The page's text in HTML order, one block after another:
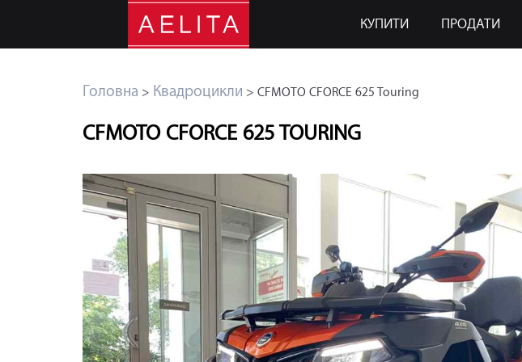
КУПИТИ ПРОДАТИ
Головна > Квадроцикли > CFMOTO CFORCE 625 Touring
CFMOTO CFORCE 625 TOURING